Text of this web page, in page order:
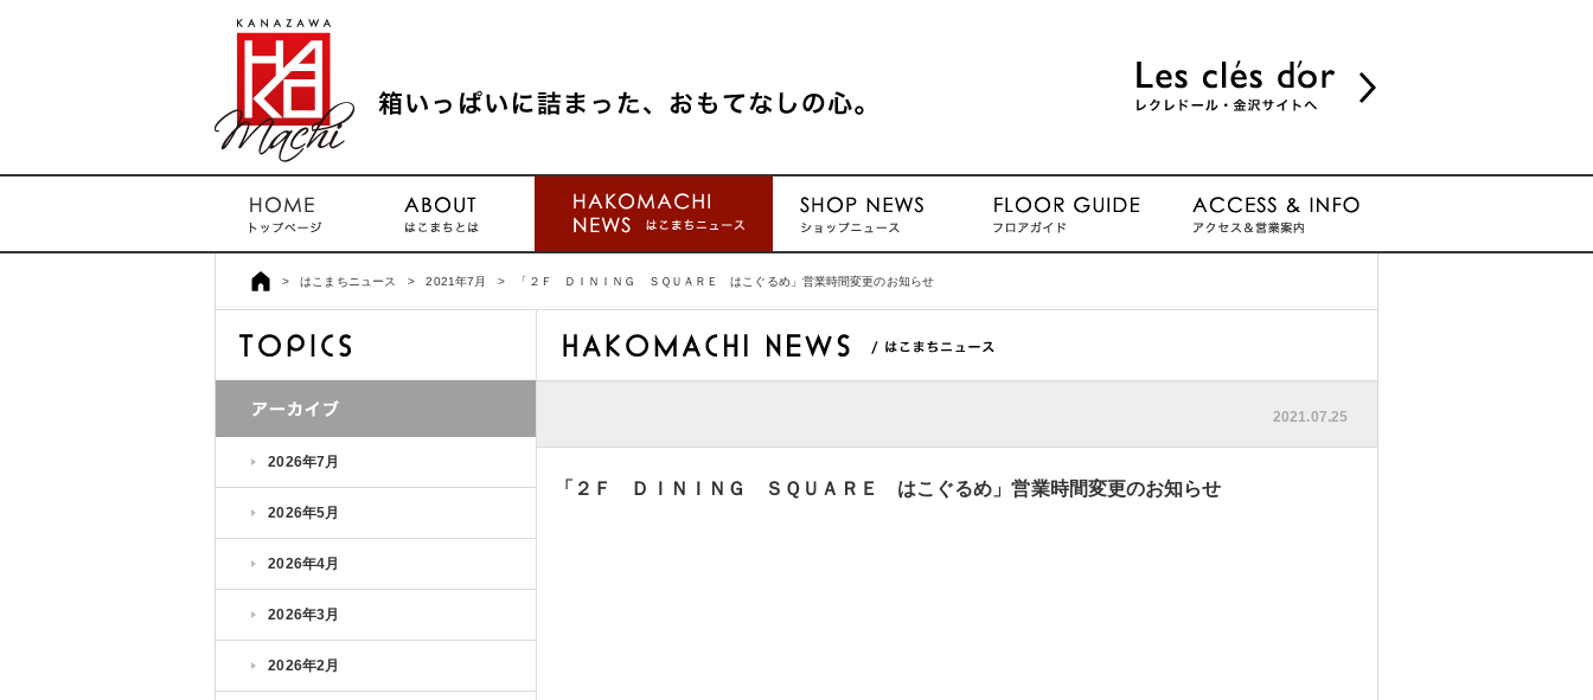
> はこまちニュース > 2021年7月 > 「２Ｆ ＤＩＮＩＮＧ ＳＱＵＡＲＥ はこぐるめ」営業時間変更のお知らせ
2026年7月
2026年5月
2026年4月
2026年3月
2026年2月
2021.07.25
「２Ｆ ＤＩＮＩＮＧ ＳＱＵＡＲＥ はこぐるめ」営業時間変更のお知らせ